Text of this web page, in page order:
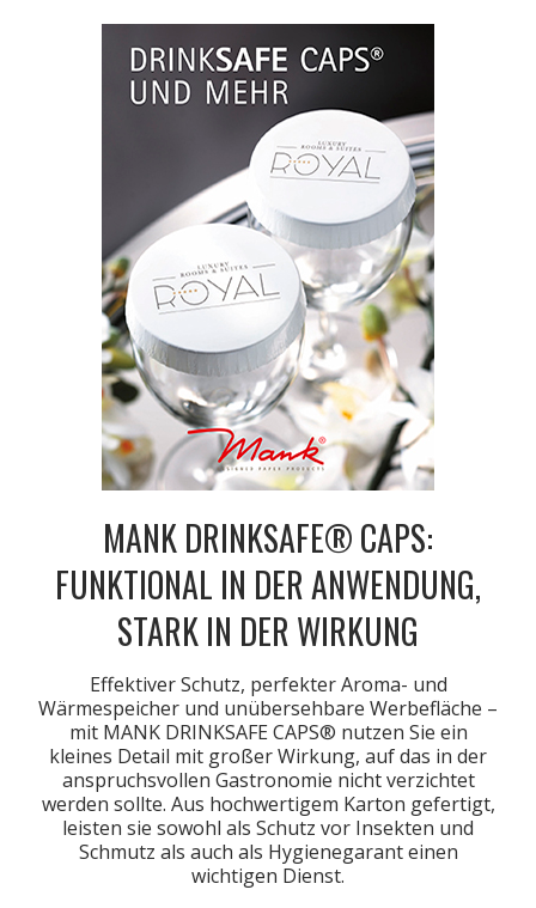
MANK DRINKSAFE® CAPS:
FUNKTIONAL IN DER ANWENDUNG,
STARK IN DER WIRKUNG
Effektiver Schutz, perfekter Aroma- und
Wärmespeicher und unübersehbare Werbefläche –
mit MANK DRINKSAFE CAPS® nutzen Sie ein
kleines Detail mit großer Wirkung, auf das in der
anspruchsvollen Gastronomie nicht verzichtet
werden sollte. Aus hochwertigem Karton gefertigt,
leisten sie sowohl als Schutz vor Insekten und
Schmutz als auch als Hygienegarant einen
wichtigen Dienst.